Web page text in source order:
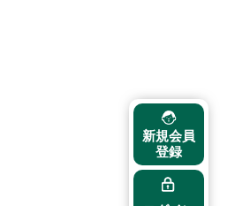
新規会員
登録